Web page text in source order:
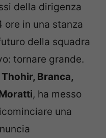
della dirigenza
ore in una stanza
della squadra
tornare grande.
Thohir, Branca,
, ha messo
una